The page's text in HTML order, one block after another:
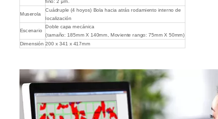
fino: 2 μm.
Muserola
Cuádruple (4 hoyos) Bola hacia atrás rodamiento interno de
localización
Escenario
Doble capa mecánica
(tamaño: 185mm X 140mm, Moviente rango: 75mm X 50mm)
Dimensión 200 x 341 x 417mm